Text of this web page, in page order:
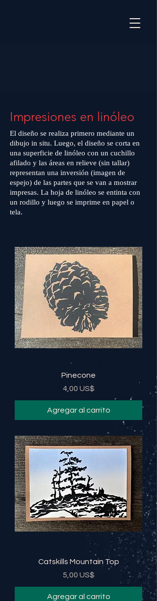
Impresiones en linóleo
El diseño se realiza primero mediante un
dibujo in situ. Luego, el diseño se corta en
una superficie de linóleo con un cuchillo
afilado y las áreas en relieve (sin tallar)
representan una inversión (imagen de
espejo) de las partes que se van a mostrar
impresas. La hoja de linóleo se entinta con
un rodillo y luego se imprime en papel o
tela.
Pinecone
Precio
4,00 US$
Agregar al carrito
Catskills Mountain Top
Precio
5,00 US$
Agregar al carrito